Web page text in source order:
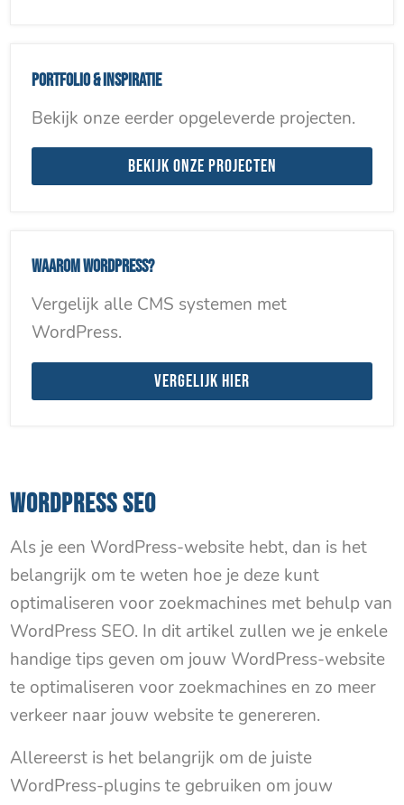
Portfolio & inspiratie
Bekijk onze eerder opgeleverde projecten.
Bekijk onze projecten
Waarom WordPress?
Vergelijk alle CMS systemen met
WordPress.
Vergelijk hier
WORDPRESS SEO
Als je een WordPress-website hebt, dan is het
belangrijk om te weten hoe je deze kunt
optimaliseren voor zoekmachines met behulp van
WordPress SEO. In dit artikel zullen we je enkele
handige tips geven om jouw WordPress-website
te optimaliseren voor zoekmachines en zo meer
verkeer naar jouw website te genereren.
Allereerst is het belangrijk om de juiste
WordPress-plugins te gebruiken om jouw